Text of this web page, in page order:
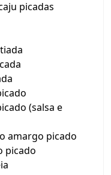
picadas
(salsa e
amargo picado
picado